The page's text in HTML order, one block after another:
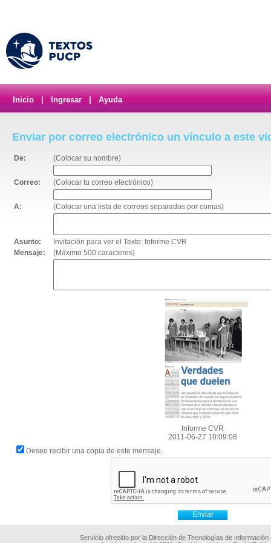
Inicio Ingresar Ayuda
Enviar por correo electrónico un vínculo a este
De: (Colocar su nombre)
Correo: (Colocar tu correo electrónico)
A: (Colocar una lista de correos separados por comas)
Asunto:
Invitación para ver el Texto: Informe CVR
Mensaje:
(Máximo 500 caracteres)
Informe CVR
2011-06-27 10:09:08
Deseo recibir una copia de este mensaje.
Servicio ofrecido por la Dirección de Tecnologías de